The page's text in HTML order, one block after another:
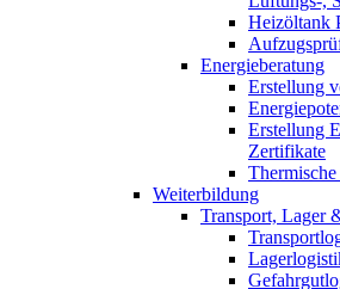
Heizöltank
Energieberatung
Erstellung
Erstellung
Zertifikate
Weiterbildung
Transport, Lager